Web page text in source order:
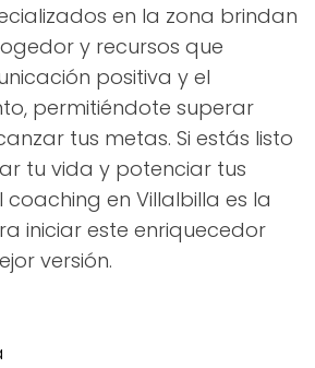
en la zona brindan
y recursos que
positiva y el
permitiéndote superar
tus metas. Si estás listo
tu vida y potenciar tus
en Villalbilla es la
iniciar este enriquecedor
versión.